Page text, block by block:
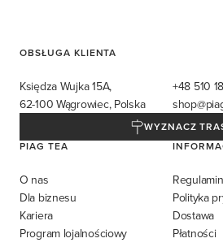
OBSŁUGA KLIENTA
Księdza Wujka 15A,
62-100 Wągrowiec, Polska
+48 510
WYZNACZ
PIAG TEA
O nas
Dla biznesu
Kariera
Program lojalnościowy
Polityka
Dostawa
Płatności